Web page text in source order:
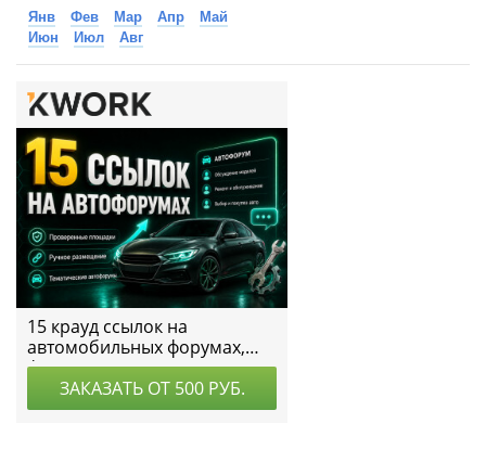
Янв Фев Мар Апр
Май
Июн
Июл Авг